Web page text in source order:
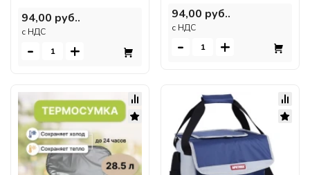
94,00 руб..
c НДС
- +
94,00 руб..
c НДС
- +